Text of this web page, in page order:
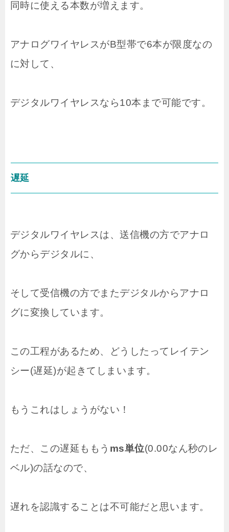
同時に使える本数が増えます。
アナログワイヤレスがB型帯で6本が限度なの
に対して、
デジタルワイヤレスなら10本まで可能です。
遅延
デジタルワイヤレスは、送信機の方でアナロ
グからデジタルに、
そして受信機の方でまたデジタルからアナロ
グに変換しています。
この工程があるため、どうしたってレイテン
シー(遅延)が起きてしまいます。
もうこれはしょうがない！
ただ、この遅延ももう ms単位(0.00なん秒のレ
ベル)の話なので、
遅れを認識することは不可能だと思います。